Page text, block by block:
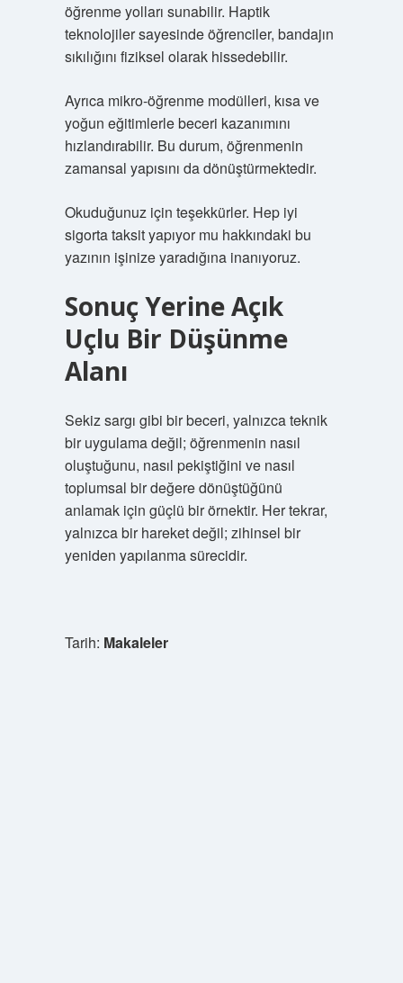
öğrenme yolları sunabilir. Haptik
teknolojiler sayesinde öğrenciler, bandajın
sıkılığını fiziksel olarak hissedebilir.
Ayrıca mikro-öğrenme modülleri, kısa ve
yoğun eğitimlerle beceri kazanımını
hızlandırabilir. Bu durum, öğrenmenin
zamansal yapısını da dönüştürmektedir.
Okuduğunuz için teşekkürler. Hep iyi
sigorta taksit yapıyor mu hakkındaki bu
yazının işinize yaradığına inanıyoruz.
Sonuç Yerine Açık
Uçlu Bir Düşünme
Alanı
Sekiz sargı gibi bir beceri, yalnızca teknik
bir uygulama değil; öğrenmenin nasıl
oluştuğunu, nasıl pekiştiğini ve nasıl
toplumsal bir değere dönüştüğünü
anlamak için güçlü bir örnektir. Her tekrar,
yalnızca bir hareket değil; zihinsel bir
yeniden yapılanma sürecidir.
Tarih: Makaleler